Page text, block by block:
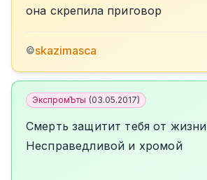
она скрепила приговор
©skazimasca
ЭкспромЪты (03.05.2017)
Смерть защитит тебя от жизни
Несправедливой и хромой